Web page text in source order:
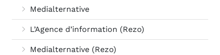
Medialternative
L’Agence d’information (Rezo)
Medialternative (Rezo)